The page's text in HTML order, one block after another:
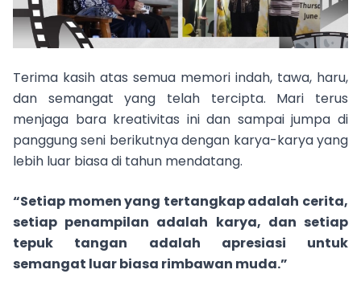
Terima kasih atas semua memori indah, tawa, haru,
dan semangat yang telah tercipta. Mari terus
menjaga bara kreativitas ini dan sampai jumpa di
panggung seni berikutnya dengan karya-karya yang
lebih luar biasa di tahun mendatang.
“Setiap momen yang tertangkap adalah cerita,
setiap penampilan adalah karya, dan setiap
tepuk tangan adalah apresiasi untuk
semangat luar biasa rimbawan muda.”